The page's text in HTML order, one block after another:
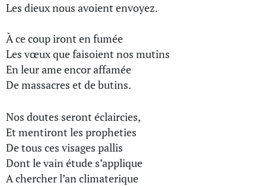
Les dieux nous avoient envoyez.
À ce coup iront en fumée
Les vœux que faisoient nos mutins
En leur ame encor affamée
De massacres et de butins.
Nos doutes seront éclaircies,
Et mentiront les propheties
De tous ces visages pallis
Dont le vain étude s’applique
A chercher l’an climaterique